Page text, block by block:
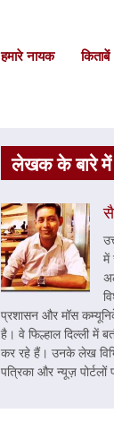
हमारे नायक किताबें
लेखक के बारे में
में
प्रशासन और मॉस
है। वे फिल्हाल दिल्ली में
कर रहे हैं। उनके लेख
पत्रिका और न्यूज़ पोर्टलों